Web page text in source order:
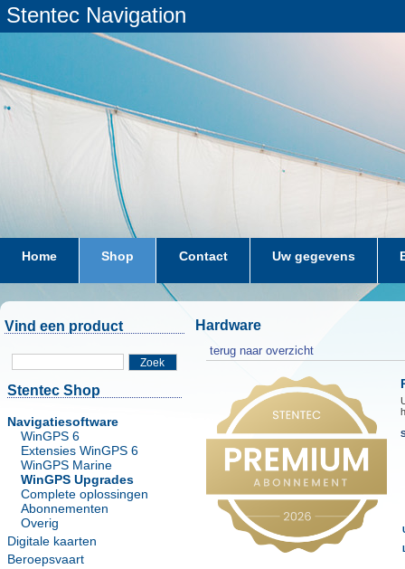
Stentec Navigation
Home Shop Contact Uw gegevens
Vind een product
Zoek
Stentec Shop
Navigatiesoftware
WinGPS 6
Extensies WinGPS 6
WinGPS Marine
WinGPS Upgrades
Complete oplossingen
Abonnementen
Overig
Digitale kaarten
Beroepsvaart
Hardware
terug naar overzicht